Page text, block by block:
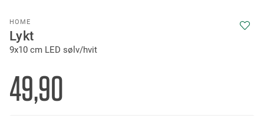
HOME
Lykt
9x10 cm LED sølv/hvit
49,90
to
the
beginning
the
images
gallery